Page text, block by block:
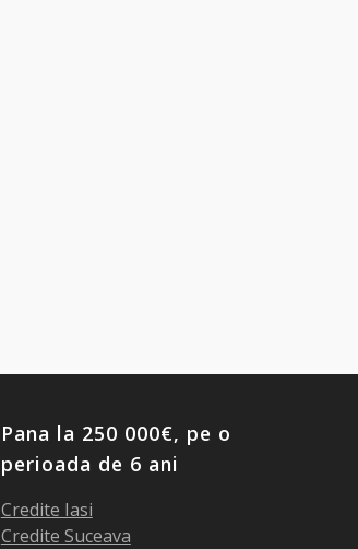
Pana la 250 000€, pe o
perioada de 6 ani
Credite Iasi
Credite Suceava